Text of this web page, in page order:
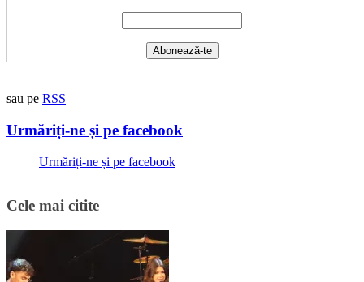
sau pe RSS
Urmăriți-ne și pe facebook
Urmăriți-ne și pe facebook
Cele mai citite